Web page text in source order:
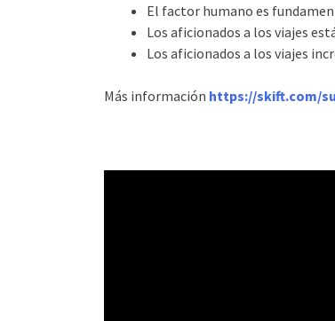
El factor humano es
Los aficionados a los viajes
Los aficionados a los viajes
Más información https://skift.com/